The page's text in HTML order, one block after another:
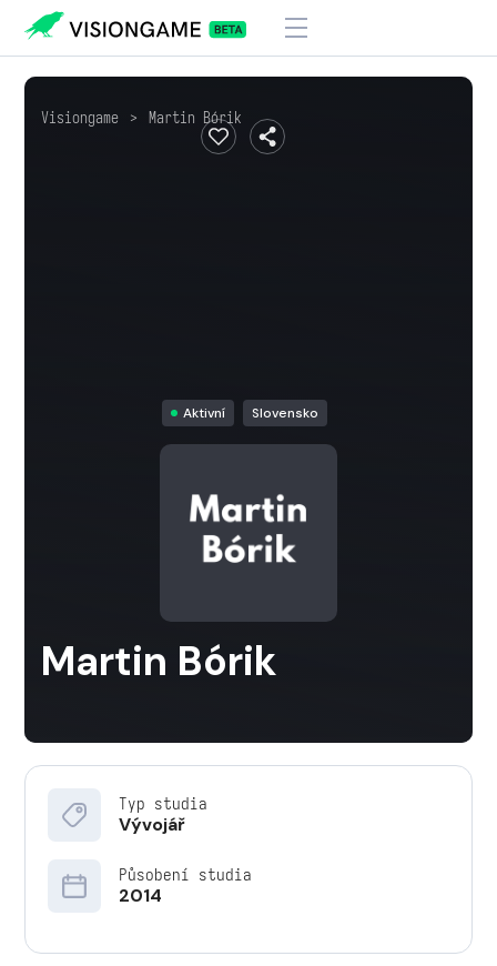
Visiongame > Martin Bórik
Aktivní Slovensko
Martin Bórik
Typ studia
Vývojář
Působení studia
2014